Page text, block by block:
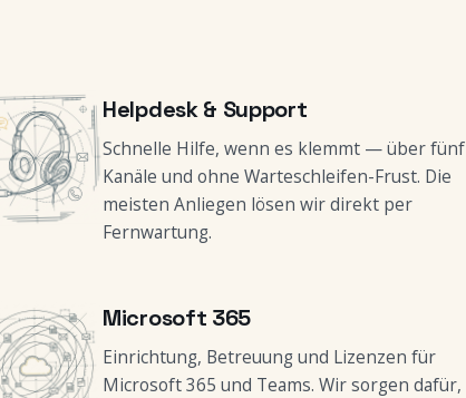
Helpdesk & Support
Schnelle Hilfe, wenn es klemmt — über fünf
Kanäle und ohne Warteschleifen-Frust. Die
meisten Anliegen lösen wir direkt per
Fernwartung.
Microsoft 365
Einrichtung, Betreuung und Lizenzen für
Microsoft 365 und Teams. Wir sorgen dafür,